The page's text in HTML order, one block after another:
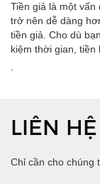
Tiền giả là một
trở nên dễ dàng
tiền giả. Cho dù
kiệm thời gian, tiền
LIÊN
Chỉ cần cho chúng